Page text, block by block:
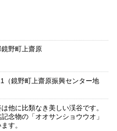
野町上齋原
（鏡野町上齋原振興センター地
他に比類なき美しい渓谷です。
念物の「オオサンショウウオ」
す。